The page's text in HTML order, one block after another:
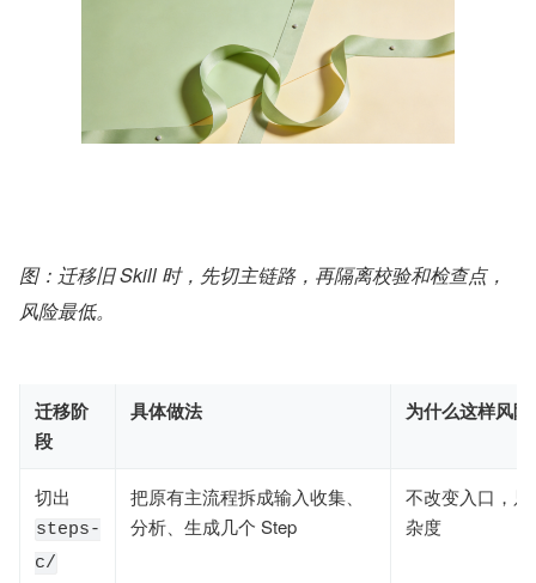
图：迁移旧 Skill 时，先切主链路，再隔离校验和检查点，
风险最低。
迁移阶
段
具体做法 为什么这样风险
切出
steps-
c/
把原有主流程拆成输入收集、
分析、生成几个 Step
不改变入口，
杂度